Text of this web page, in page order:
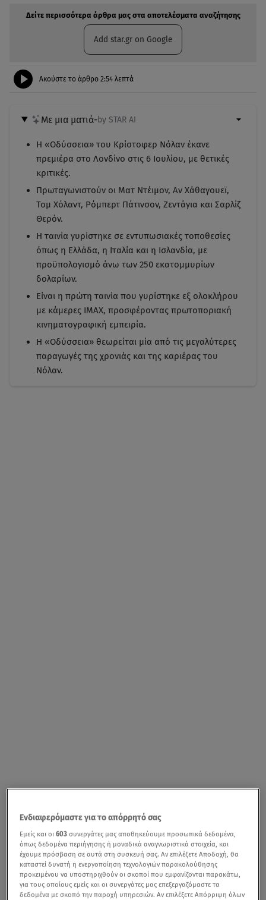
Δείτε περισσότερα άρθρα μας στα αποτελέσματα αναζήτησης
Add star.gr on Google
Ακούστε το άρθρο 2:54 λεπτά
Με μια ματιά-by STAR AI
Η «Οδύσσεια» του Κρίστοφερ Νόλαν έκανε
πρεμιέρα στο Λονδίνο στις 6 Ιουλίου, με θετικές
κριτικές.
Πρωταγωνιστούν οι Ματ Ντέιμον, Αν Χάθαγουεϊ,
Τομ Χόλαντ, Ρόμπερτ Πάτινσον, Ζεντάγια και Σαρλίζ
Θερόν.
Η ταινία γυρίστηκε σε εντυπωσιακές τοποθεσίες
όπως η Ελλάδα, η Ιταλία και η Ισλανδία, με
προϋπολογισμό άνω των 250 εκατομμυρίων
δολαρίων.
Είναι η πρώτη ταινία που γυρίστηκε εξ ολοκλήρου
με κάμερες IMAX, προσφέροντας πρωτοποριακή
κινηματογραφική εμπειρία.
Η «Οδύσσεια» θεωρείται μία από τις μεγαλύτερες
παραγωγές της χρονιάς και της καριέρας του
Νόλαν.
Ενδιαφερόμαστε για το απόρρητό σας
Εμείς και οι603 συνεργάτες μας αποθηκεύουμε προσωπικά δεδομένα,
όπως δεδομένα περιήγησης ή μοναδικά αναγνωριστικά στοιχεία, και
έχουμε πρόσβαση σε αυτά στη συσκευή σας. Αν επιλέξετε Αποδοχή, θα
καταστεί δυνατή η ενεργοποίηση τεχνολογιών παρακολούθησης
προκειμένου να υποστηριχθούν οι σκοποί που εμφανίζονται παρακάτω,
για τους οποίους εμείς και οι συνεργάτες μας επεξεργαζόμαστε τα
δεδομένα με σκοπό την παροχή υπηρεσιών. Αν επιλέξετε Απόρριψη όλων